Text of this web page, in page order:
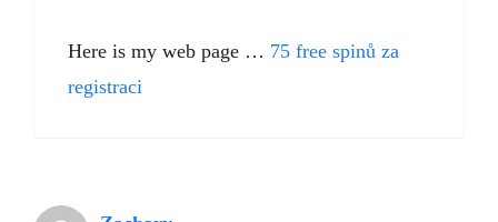
Here is my web page … 75 free spinů za
registraci